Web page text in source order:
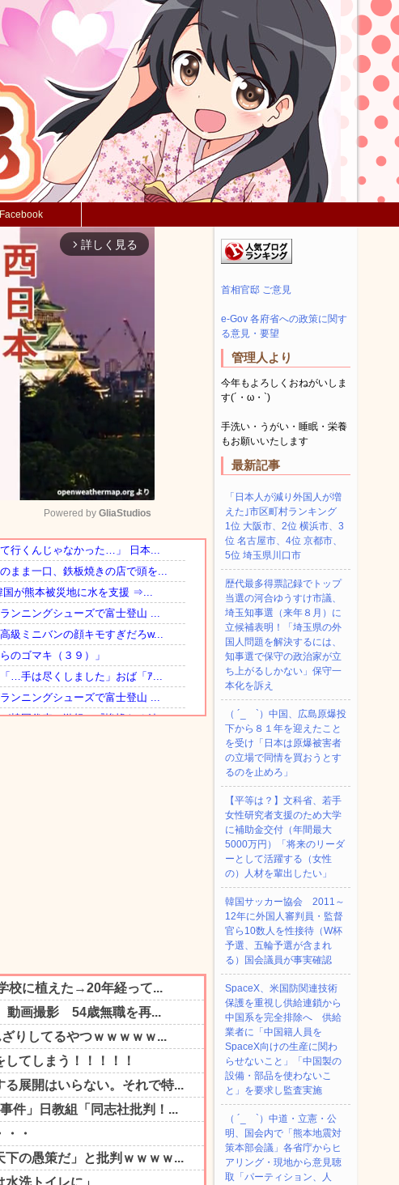
Facebook
arrow_forward_ios 詳しく見る
Mute
Powered by GliaStudios
首相官邸 ご意見
e-Gov 各府省への政策に関す
る意見・要望
管理人より
今年もよろしくおねがいしま
す(´・ω・`)
手洗い・うがい・睡眠・栄養
もお願いいたします
最新記事
「日本人が減り外国人が増
えた｣市区町村ランキング
1位 大阪市、2位 横浜市、3
位 名古屋市、4位 京都市、
5位 埼玉県川口市
歴代最多得票記録でトップ
当選の河合ゆうすけ市議、
埼玉知事選（来年８月）に
立候補表明！「埼玉県の外
国人問題を解決するには、
知事選で保守の政治家が立
ち上がるしかない」保守一
本化を訴え
（ ´_ゝ`）中国、広島原爆投
下から８１年を迎えたこと
を受け「日本は原爆被害者
の立場で同情を買おうとす
るのを止めろ」
【平等は？】文科省、若手
女性研究者支援のため大学
に補助金交付（年間最大
5000万円）「将来のリーダ
ーとして活躍する（女性
の）人材を輩出したい」
韓国サッカー協会 2011～
12年に外国人審判員・監督
官ら10数人を性接待（W杯
予選、五輪予選が含まれ
る）国会議員が事実確認
SpaceX、米国防関連技術
保護を重視し供給連鎖から
中国系を完全排除へ 供給
業者に「中国籍人員を
SpaceX向けの生産に関わ
らせないこと」「中国製の
設備・部品を使わないこ
と」を要求し監査実施
（ ´_ゝ`）中道・立憲・公
明、国会内で「熊本地震対
策本部会議」各省庁からヒ
アリング・現地から意見聴
取「パーティション、人